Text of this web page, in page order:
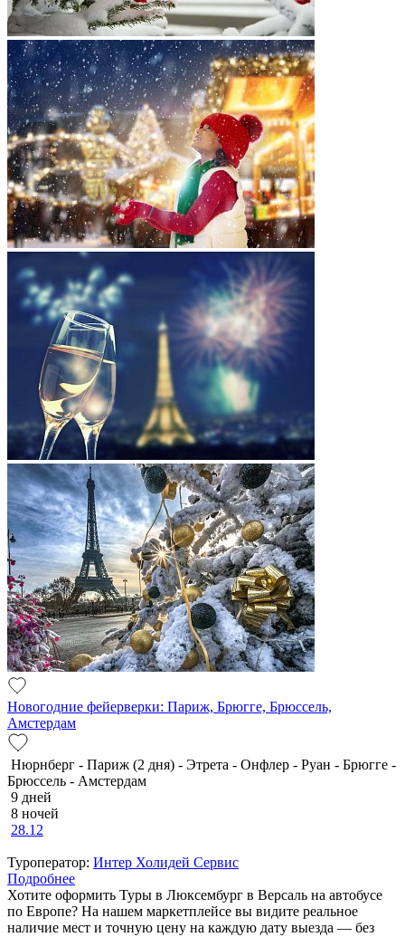
Новогодние фейерверки: Париж, Брюгге, Брюссель,
Амстердам
Нюрнберг - Париж (2 дня) - Этрета - Онфлер - Руан - Брюгге -
Брюссель - Амстердам
9 дней
8 ночей
28.12
Туроператор: Интер Холидей Сервис
Подробнее
Хотите оформить Туры в Люксембург в Версаль на автобусе
по Европе? На нашем маркетплейсе вы видите реальное
наличие мест и точную цену на каждую дату выезда — без